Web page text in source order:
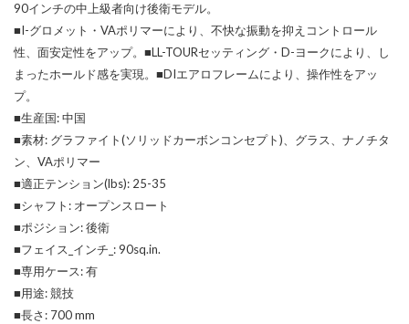
90インチの中上級者向け後衛モデル。
■I-グロメット・VAポリマーにより、不快な振動を抑えコントロール
性、面安定性をアップ。■LL-TOURセッティング・D-ヨークにより、し
まったホールド感を実現。■DIエアロフレームにより、操作性をアッ
プ。
■生産国: 中国
■素材: グラファイト(ソリッドカーボンコンセプト)、グラス、ナノチタ
ン、VAポリマー
■適正テンション(lbs): 25-35
■シャフト: オープンスロート
■ポジション: 後衛
■フェイス_インチ_: 90sq.in.
■専用ケース: 有
■用途: 競技
■長さ: 700 mm